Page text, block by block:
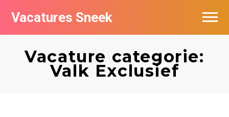
Vacatures Sneek
Vacature categorie:
Valk Exclusief
Vacatures per bedrijf
De populairste vacatures in Sneek